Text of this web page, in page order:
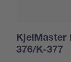
KjelMaster
376/K-377